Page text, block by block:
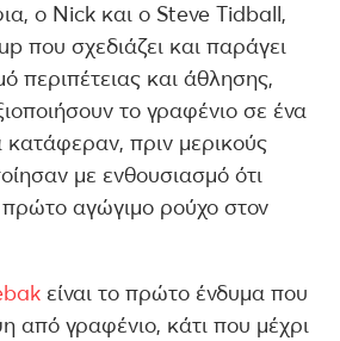
ο Nick και ο Steve Tidball,
που σχεδιάζει και παράγει
περιπέτειας και άθλησης,
το γραφένιο σε ένα
πριν μερικούς
με ενθουσιασμό ότι
αγώγιμο ρούχο στον
είναι το πρώτο ένδυμα που
από γραφένιο, κάτι που μέχρι